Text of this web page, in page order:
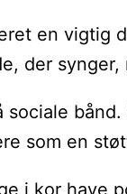
en vigtig
der
sociale
som en